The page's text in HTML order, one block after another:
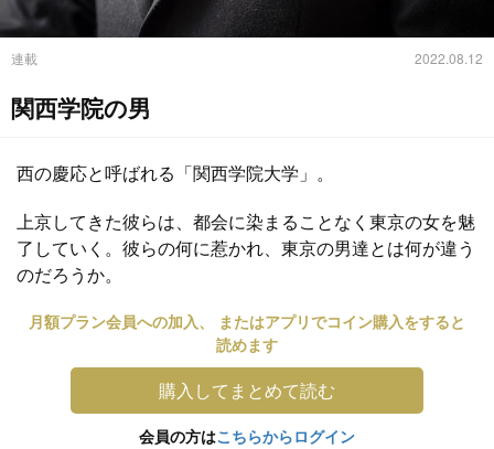
連載 2022.08.12
関西学院の男
西の慶応と呼ばれる「関西学院大学」。
上京してきた彼らは、都会に染まることなく東京の女を魅
了していく。彼らの何に惹かれ、東京の男達とは何が違う
のだろうか。
月額プラン会員への加入、 またはアプリでコイン購入をすると
読めます
購入してまとめて読む
会員の方はこちらからログイン